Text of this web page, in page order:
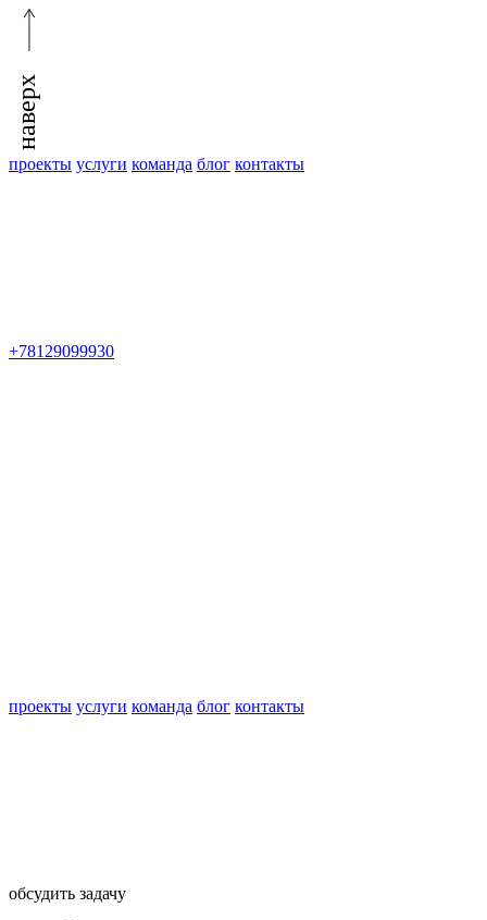
наверх
проекты услуги команда блог контакты
+78129099930
проекты услуги команда блог контакты
обсудить задачу